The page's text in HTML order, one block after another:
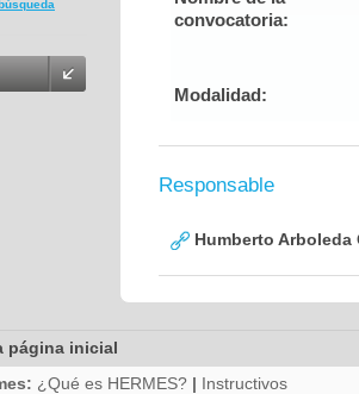
convocatoria:
Modalidad:
Responsable
Humberto Arboleda
página inicial
¿Qué es HERMES? | Instructivos